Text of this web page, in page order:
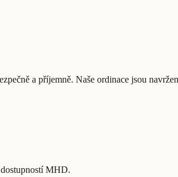
a příjemně. Naše ordinace jsou
MHD.